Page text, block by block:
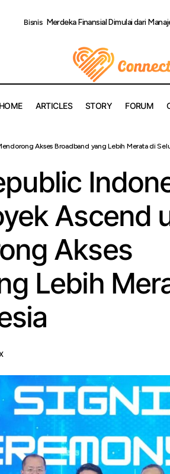
Bisnis Merdeka Finansial Dimulai dari
HOME ARTICLES STORY FORUM
Broadband yang Lebih Merata di
Akses Broadband yang Lebih Merata di
Ascend
Akses
Lebih